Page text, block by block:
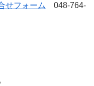
せフォーム
048-764-